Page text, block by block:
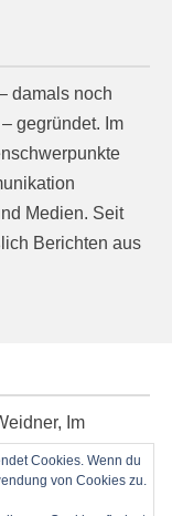
damals noch
gegründet. Im
Medien. Seit
Berichten aus
Im
E-Mail:
Cookies. Wenn du
von Cookies zu.